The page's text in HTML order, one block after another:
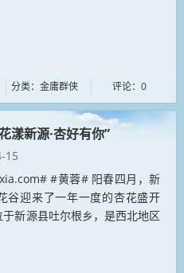
分类：金庸群侠 评论：0
漾新源·杏好有你”
15
#黄蓉# 阳春四月，新
谷迎来了一年一度的杏花盛开
新源县吐尔根乡，是西北地区
区，占地面积3万余亩，被誉